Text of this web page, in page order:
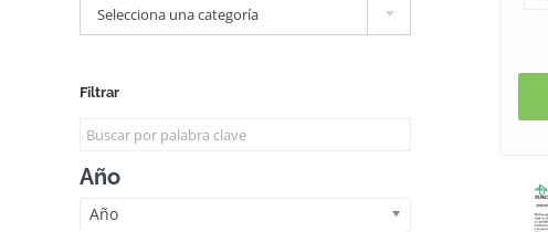
Selecciona una categoría
Filtrar
Año
Año